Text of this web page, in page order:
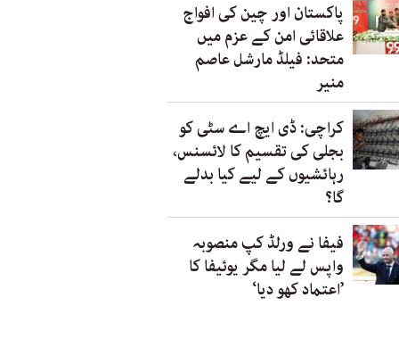
پاکستان اور چین کی افواج
علاقائی امن کے عزم میں
متحد: فیلڈ مارشل عاصم
منیر
کراچی: ڈی ایچ اے سٹی کو
بجلی کی تقسیم کا لائسنس،
رہائشیوں کے لیے کیا بدلے
گا؟
فیفا نے ورلڈ کپ منصوبہ
واپس لے لیا مگر یوئیفا کا
’اعتماد کھو دیا‘